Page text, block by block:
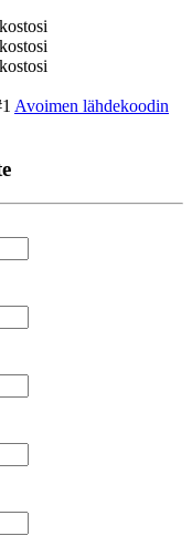
Avoimen lähdekoodin